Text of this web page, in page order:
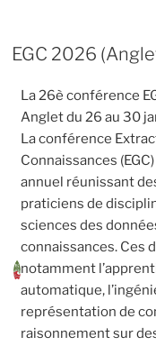
EGC 2026
La 26è conférence
Anglet du 26 au 30
La conférence
Connaissances
annuel réunissant
praticiens de
sciences des
connaissances. Ces
notamment
automatique,
représentation de
raisonnement sur